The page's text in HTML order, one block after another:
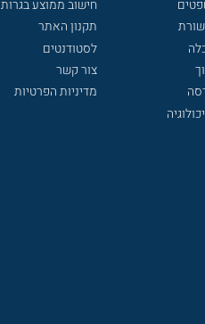
חישוב ממוצע בגרות
תקנון האתר
לסטודנטים
צור קשר
מדיניות הפרטיות